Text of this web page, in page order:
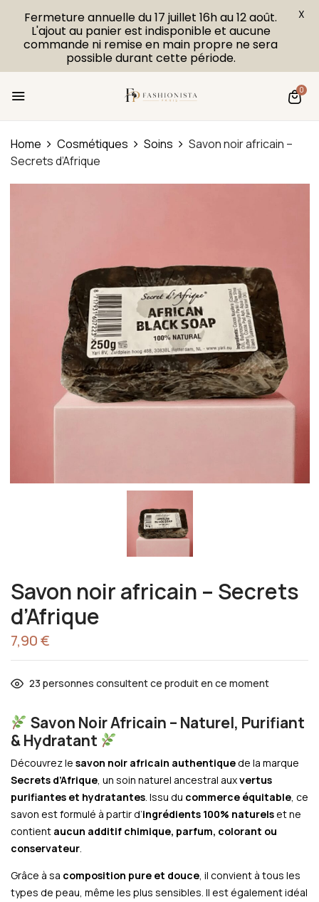
0
Home Cosmétiques Soins
Savon noir africain –
Secrets d’Afrique
Savon noir africain – Secrets
d’Afrique
7,90€
23 personnes consultent ce produit en ce moment
Savon Noir Africain – Naturel, Purifiant
& Hydratant
Découvrez le savon noir africain authentiquede la marque
Secrets d’Afrique, un soin naturel ancestral auxvertus
purifiantes et hydratantes. Issu du commerce équitable, ce
savon est formulé à partir d’ingrédients 100% naturelset ne
contient aucun additif chimique, parfum, colorant ou
conservateur.
Grâce à sa composition pure et douce, il convient à tous les
types de peau, même les plus sensibles. Il est également idéal
Fermeture annuelle du 17 juillet 16h au 12 août.
L'ajout au panier est indisponible et aucune
commande ni remise en main propre ne sera
possible durant cette période.
X